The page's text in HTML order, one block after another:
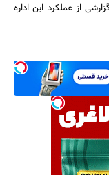
از عملکرد این اداره